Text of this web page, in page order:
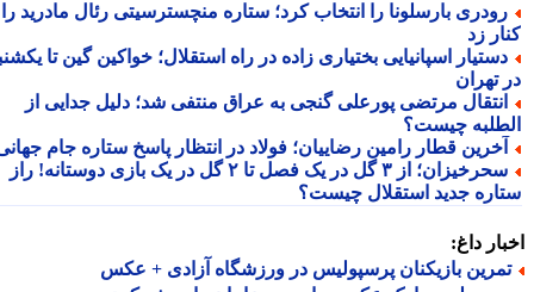
بارسلونا را انتخاب کرد؛ ستاره منچسترسیتی رئال مادرید را
زد
اسپانیایی بختیاری زاده در راه استقلال؛ خواکین گین تا یکشنبه
تهران
مرتضی پورعلی گنجی به عراق منتفی شد؛ دلیل جدایی از
چیست؟
قطار رامین رضاییان؛ فولاد در انتظار پاسخ ستاره جام جهانی
سحرخیزان؛ از ۳ گل در یک فصل تا ۲ گل در یک بازی دوستانه! راز
جدید استقلال چیست؟
داغ:
بازیکنان پرسپولیس در ورزشگاه آزادی + عکس